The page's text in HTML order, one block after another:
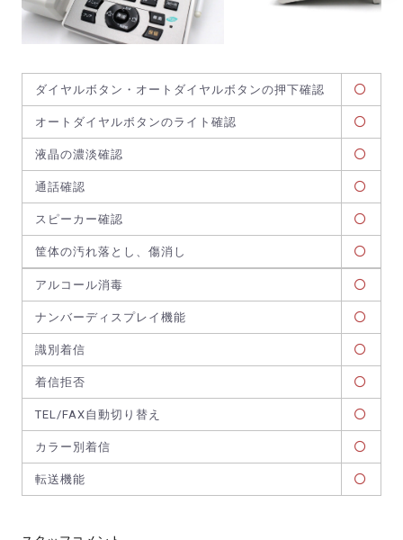
ダイヤルボタン・オートダイヤルボタンの押下確認
オートダイヤルボタンのライト確認
液晶の濃淡確認
通話確認
スピーカー確認
筐体の汚れ落とし、傷消し
アルコール消毒
ナンバーディスプレイ機能
識別着信
着信拒否
TEL/FAX自動切り替え
カラー別着信
転送機能